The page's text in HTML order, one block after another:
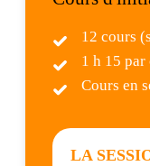
12 cours
1 h 15 par
Cours en
LA